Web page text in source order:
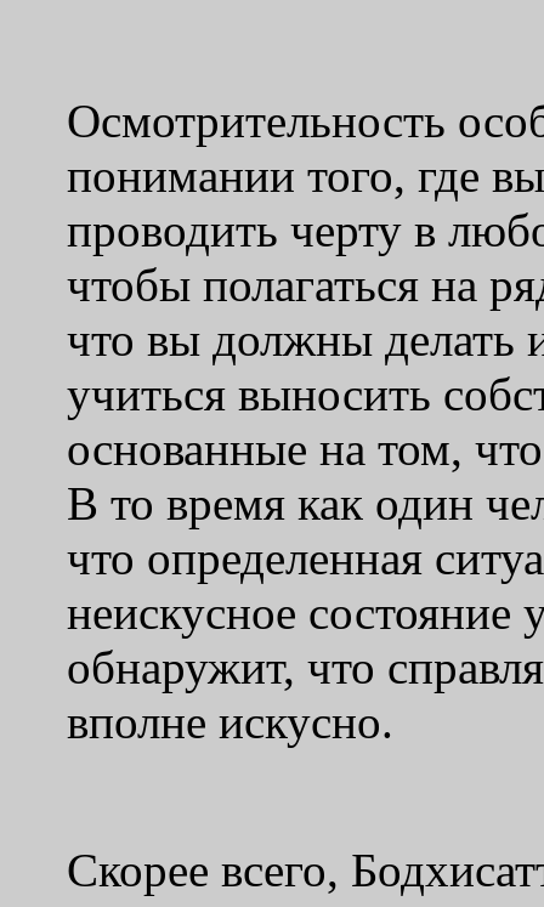
Осмотрительность
понимании того, где
проводить черту в
чтобы полагаться на
что вы должны делать
учиться выносить
основанные на том,
В то время как один
что определенная
неискусное состояние
обнаружит, что
вполне искусно.
Скорее всего,